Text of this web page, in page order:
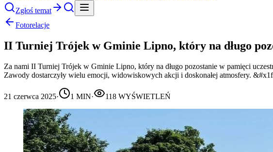
Zgłoś temat
Fotorelacje
II Turniej Trójek w Gminie Lipno, który na długo
Za nami II Turniej Trójek w Gminie Lipno, który na długo pozostanie w pamięci
Zawody dostarczyły wielu emocji, widowiskowych akcji i doskonałej atmosfery.
21 czerwca 2025· 1 MIN· 118 WYŚWIETLEŃ